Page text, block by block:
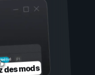
Activé
des mods